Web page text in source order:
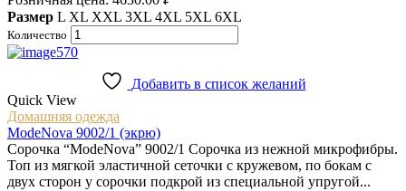
Размер L XL XXL 3XL 4XL 5XL 6XL
Количество
Добавить в список желаний
Quick View
Домашняя одежда
ModeNova 9002/1 (экрю)
Сорочка “ModeNova” 9002/1 Сорочка из нежной микрофибры.
Топ из мягкой эластичной сеточки с кружевом, по бокам с
двух сторон у сорочки подкрой из специальной упругой...